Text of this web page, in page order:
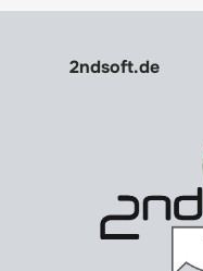
2ndsoft.de